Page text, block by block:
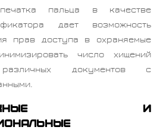
пальца в качестве
дает возможность
прав доступа в охраняемые
число хищений
документов с
и